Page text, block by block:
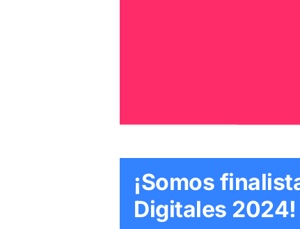
¡Somos
Digitales 2024!